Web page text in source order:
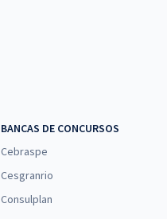
BANCAS DE CONCURSOS
Cebraspe
Cesgranrio
Consulplan